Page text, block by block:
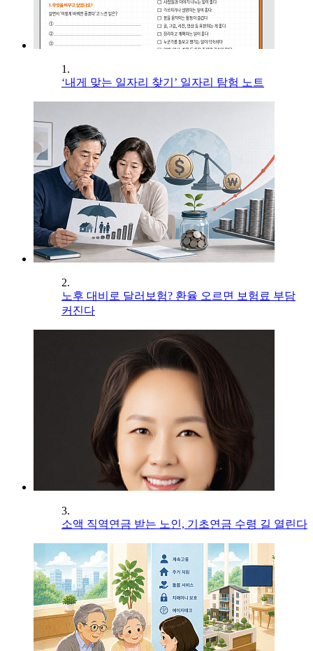
1.
‘내게 맞는 일자리 찾기’ 일자리 탐험 노트
2.
노후 대비로 달러보험? 환율 오르면 보험료 부담
커진다
3.
소액 직역연금 받는 노인, 기초연금 수령 길 열린다